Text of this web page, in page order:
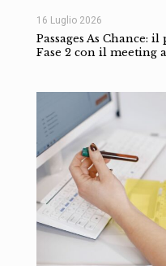
16 Luglio 2026
Passages As Chance:
Fase 2 con il meeting